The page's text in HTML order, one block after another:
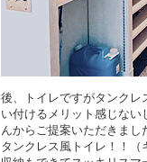
後、トイレですがタンクレ
い付けるメリット感じない
んからご提案いただきまし
タンクレス風トイレ！！（